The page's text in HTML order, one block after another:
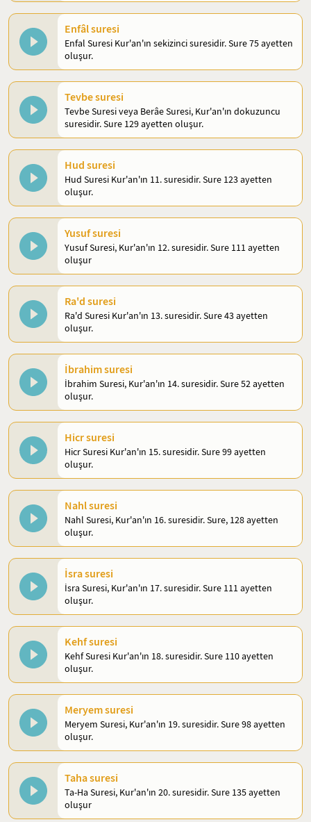
Enfâl suresi
Enfal Suresi Kur'an'ın sekizinci suresidir. Sure 75 ayetten
oluşur.
Tevbe suresi
Tevbe Suresi veya Berâe Suresi, Kur'an'ın dokuzuncu
suresidir. Sure 129 ayetten oluşur.
Hud suresi
Hud Suresi Kur'an'ın 11. suresidir. Sure 123 ayetten
oluşur.
Yusuf suresi
Yusuf Suresi, Kur'an'ın 12. suresidir. Sure 111 ayetten
oluşur
Ra'd suresi
Ra'd Suresi Kur'an'ın 13. suresidir. Sure 43 ayetten
oluşur.
İbrahim suresi
İbrahim Suresi, Kur'an'ın 14. suresidir. Sure 52 ayetten
oluşur.
Hicr suresi
Hicr Suresi Kur'an'ın 15. suresidir. Sure 99 ayetten
oluşur.
Nahl suresi
Nahl Suresi, Kur'an'ın 16. suresidir. Sure, 128 ayetten
oluşur.
İsra suresi
İsra Suresi, Kur'an'ın 17. suresidir. Sure 111 ayetten
oluşur.
Kehf suresi
Kehf Suresi Kur'an'ın 18. suresidir. Sure 110 ayetten
oluşur.
Meryem suresi
Meryem Suresi, Kur'an'ın 19. suresidir. Sure 98 ayetten
oluşur.
Taha suresi
Ta-Ha Suresi, Kur'an'ın 20. suresidir. Sure 135 ayetten
oluşur